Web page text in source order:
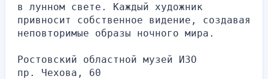
в лунном свете. Каждый художник
привносит собственное видение, создавая
неповторимые образы ночного мира.
Ростовский областной музей ИЗО
пр. Чехова, 60